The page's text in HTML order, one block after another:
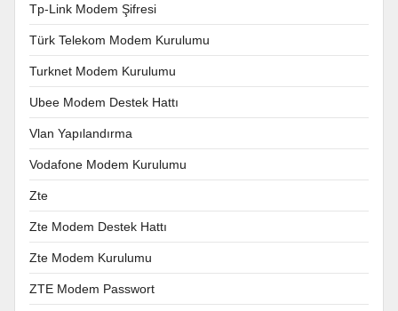
Tp-Link Modem Şifresi
Türk Telekom Modem Kurulumu
Turknet Modem Kurulumu
Ubee Modem Destek Hattı
Vlan Yapılandırma
Vodafone Modem Kurulumu
Zte
Zte Modem Destek Hattı
Zte Modem Kurulumu
ZTE Modem Passwort